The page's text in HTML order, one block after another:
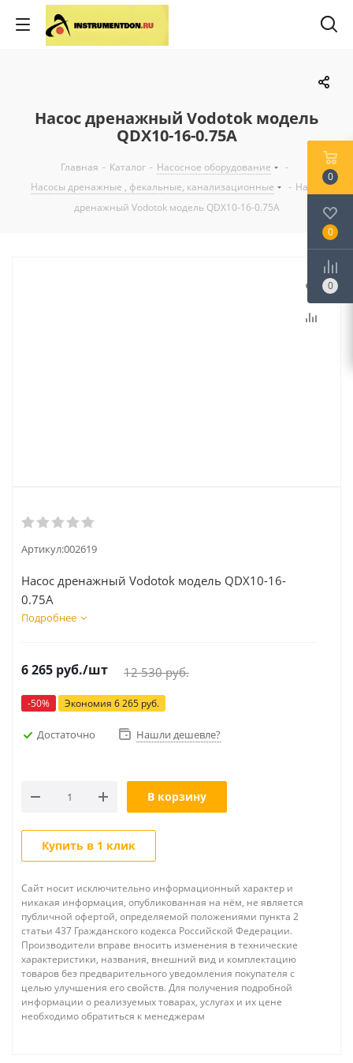
Насос дренажный Vodotok модель
QDX10-16-0.75A
Главная - Каталог - Насосное оборудование
-
Насосы дренажные , фекальные, канализационные
- Насос
дренажный Vodotok модель QDX10-16-0.75A
Артикул:002619
Насос дренажный Vodotok модель QDX10-16-
0.75A
Подробнее
6 265 руб./шт 12 530руб.
-50% Экономия 6 265 руб.
Достаточно Нашли дешевле?
В корзину
Купить в 1 клик
Сайт носит исключительно информационный характер и
никакая информация, опубликованная на нём, не является
публичной офертой, определяемой положениями пункта 2
статьи 437 Гражданского кодекса Российской Федерации.
Производители вправе вносить изменения в технические
характеристики, названия, внешний вид и комплектацию
товаров без предварительного уведомления покупателя с
целью улучшения его свойств. Для получения подробной
информации о реализуемых товарах, услугах и их цене
необходимо обратиться к менеджерам
0
0
0